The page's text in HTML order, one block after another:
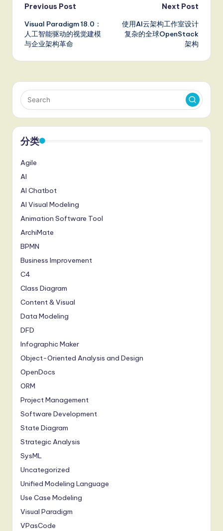
Post
navigation
Previous Post
Visual Paradigm 18.0：
人工智能驱动的视觉建模
与企业架构革命
Next Post
使用AI云架构工作室设计
复杂的全球OpenStack
架构
分类
Agile
AI
AI Chatbot
AI Visual Modeling
Animation Software Tool
ArchiMate
BPMN
Business Improvement
C4
Class Diagram
Content & Visual
Data Modeling
DFD
Infographic Maker
Object-Oriented Analysis and Design
OpenDocs
ORM
Project Management
Software Development
State Diagram
Strategic Analysis
SysML
Uncategorized
Unified Modeling Language
Use Case Modeling
Visual Paradigm
VPasCode